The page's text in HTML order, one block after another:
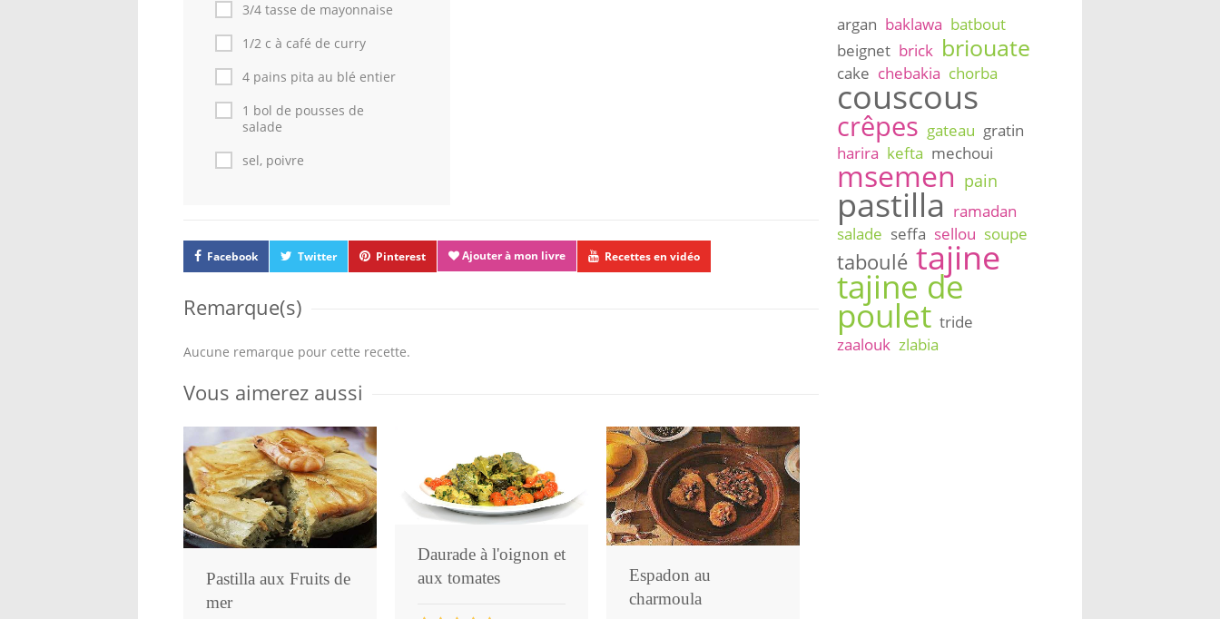
3/4 tasse de mayonnaise
1/2 c à café de curry
4 pains pita au blé entier
1 bol de pousses de
salade
sel, poivre
Facebook Twitter Pinterest Ajouter à mon livre Recettes en vidéo
Remarque(s)
Aucune remarque pour cette recette.
Vous aimerez aussi
Pastilla aux Fruits de
mer
Daurade à l'oignon et
aux tomates
Espadon au
charmoula
argan baklawa batbout
beignet brick briouate
cake chebakia chorba
couscous
crêpes gateau gratin
harira kefta mechoui
msemen pain
pastilla ramadan
salade seffa sellou soupe
taboulé tajine
tajine de
poulet tride
zaalouk zlabia